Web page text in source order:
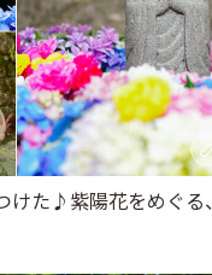
けた♪紫陽花をめぐる、